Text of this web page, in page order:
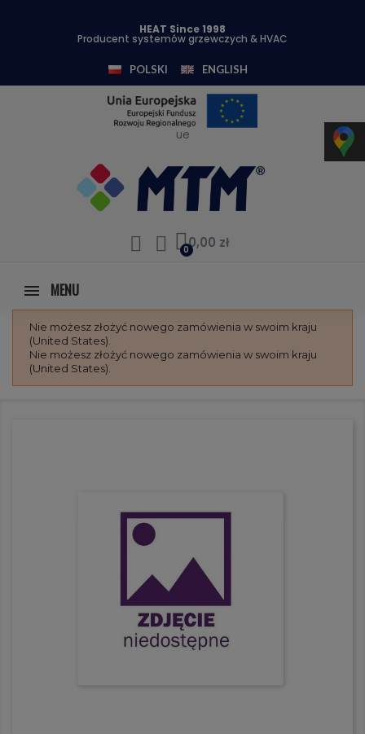
HEAT Since 1998
Producent systemów grzewczych & HVAC
POLSKI ENGLISH
ue
0,00 zł
MENU
Nie możesz złożyć nowego zamówienia w swoim kraju
(United States).
Nie możesz złożyć nowego zamówienia w swoim kraju
(United States).